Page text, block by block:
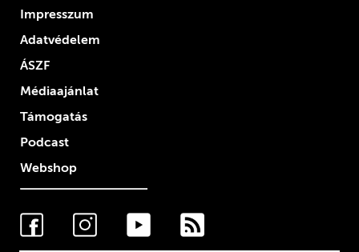
Impresszum
Adatvédelem
ÁSZF
Médiaajánlat
Támogatás
Podcast
Webshop